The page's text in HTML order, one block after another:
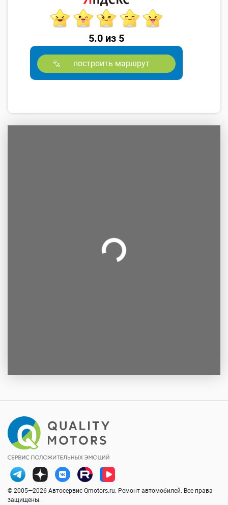
5.0 из 5
построить маршрут
© 2005—2026 Автосервис Qmotors.ru. Ремонт автомобилей. Все права
защищены.